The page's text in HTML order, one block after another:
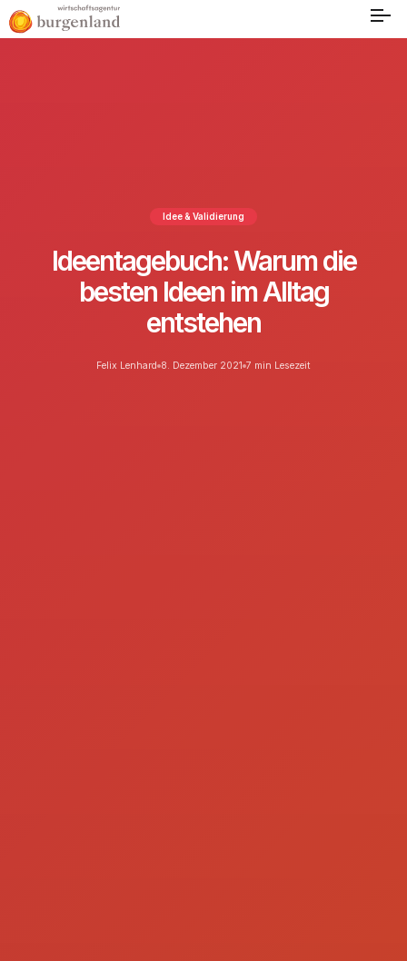
Idee & Validierung
Ideentagebuch: Warum die
besten Ideen im Alltag
entstehen
Felix Lenhard 8. Dezember 2021 7 min Lesezeit